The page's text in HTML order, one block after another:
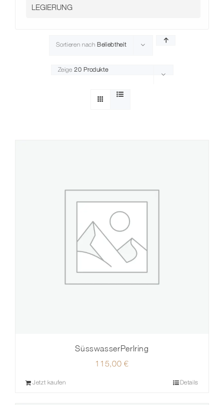
Sortieren nach Beliebtheit
Zeige20 Produkte
SüsswasserPerlring
115,00 €
Jetzt kaufen Details